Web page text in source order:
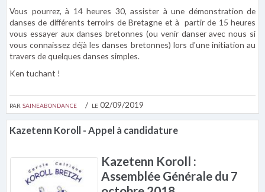
par saineabondance le 02/09/2019
Vous pourrez, à 14 heures 30, assister à une démonstration de
danses de différents terroirs de Bretagne et à partir de 15 heures
vous essayer aux danses bretonnes (ou venir danser avec nous si
vous connaissez déjà les danses bretonnes) lors d'une initiation au
travers de quelques danses simples.
Ken tuchant !
Kazetenn Koroll - Appel à candidature
Kazetenn Koroll :
Assemblée Générale du 7